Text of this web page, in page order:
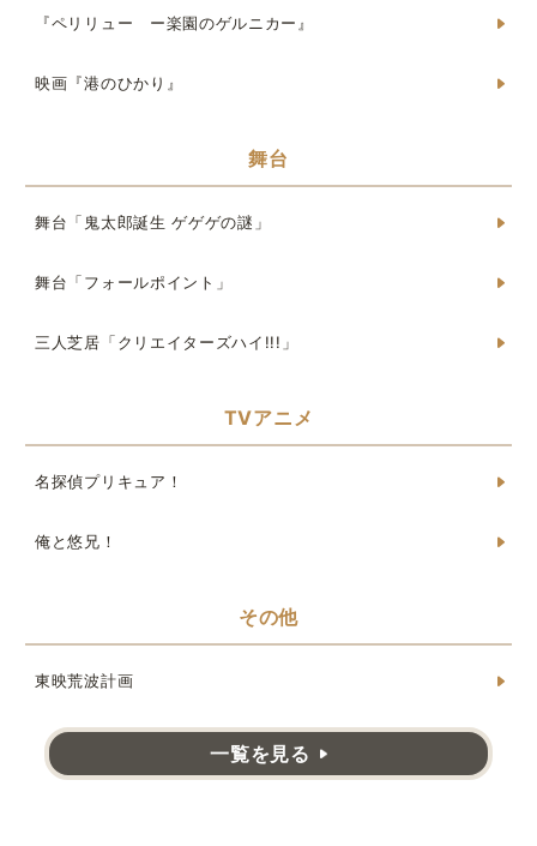
『ペリリュー ー楽園のゲルニカー』
映画『港のひかり』
舞台
舞台「鬼太郎誕生 ゲゲゲの謎」
舞台「フォールポイント」
三人芝居「クリエイターズハイ!!!」
TVアニメ
名探偵プリキュア！
俺と悠兄！
その他
東映荒波計画
一覧を見る